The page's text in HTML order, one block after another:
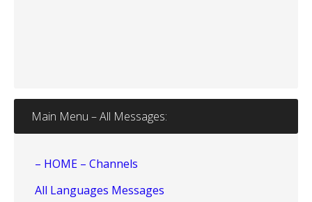
Main Menu – All Messages:
– HOME – Channels
All Languages Messages